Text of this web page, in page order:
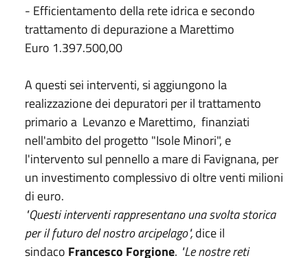
- Efficientamento della rete idrica e secondo
trattamento di depurazione a Marettimo
Euro 1.397.500,00
A questi sei interventi, si aggiungono la
realizzazione dei depuratori per il trattamento
primario a Levanzo e Marettimo, finanziati
nell'ambito del progetto "Isole Minori", e
l'intervento sul pennello a mare di Favignana, per
un investimento complessivo di oltre venti milioni
di euro.
"Questi interventi rappresentano una svolta storica
per il futuro del nostro arcipelago",dice il
sindaco Francesco Forgione. "Le nostre reti